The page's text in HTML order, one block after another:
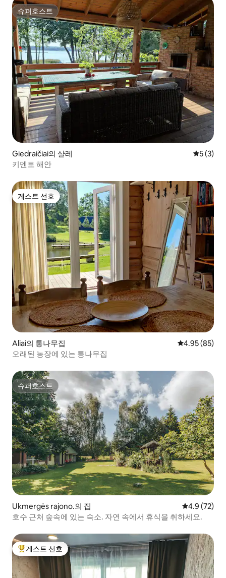
슈퍼호스트
슈퍼호스트
Giedraičiai의 샬레 평점 5점
5 (3)
키멘토 해안
게스트 선호
게스트 선호
Aliai의 통나무집 평점 4.95점(5
4.95 (85)
오래된 농장에 있는 통나무집
슈퍼호스트
슈퍼호스트
Ukmergės rajono.의 집 평점 4.9점(5
4.9 (72)
호수 근처 숲속에 있는 숙소. 자연 속에서 휴식을 취하세요.
상위 게스트 선호
게스트 선호